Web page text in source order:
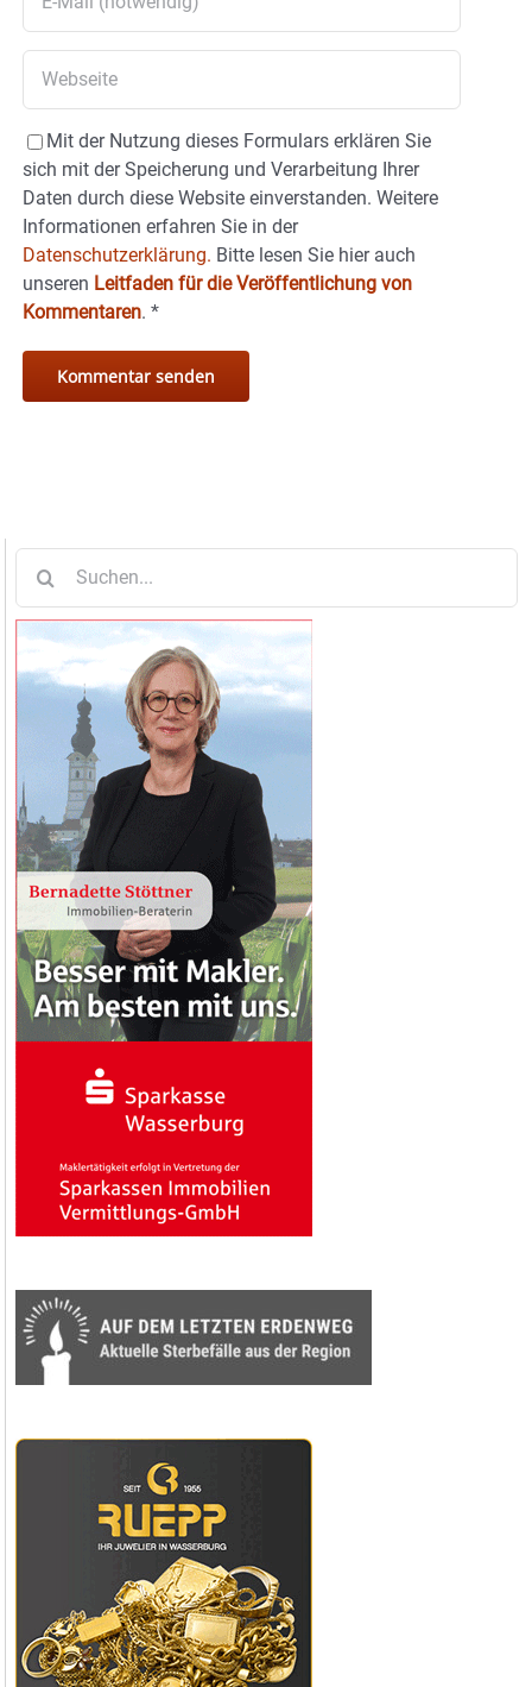
Mit der Nutzung dieses Formulars erklären Sie
sich mit der Speicherung und Verarbeitung Ihrer
Daten durch diese Website einverstanden. Weitere
Informationen erfahren Sie in der
Datenschutzerklärung. Bitte lesen Sie hier auch
unseren Leitfaden für die Veröffentlichung von
Kommentaren. *
nach: